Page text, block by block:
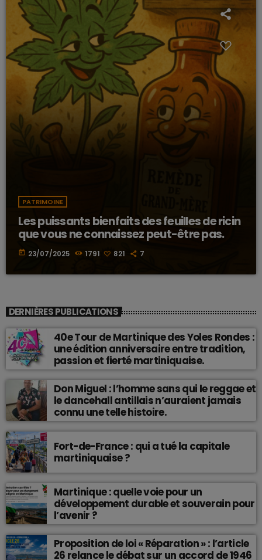
PATRIMOINE
Les puissants bienfaits des feuilles de ricin
que vous ne connaissez peut-être pas.
today 23/07/2025 1791 821 7
DERNIÈRES PUBLICATIONS
40e Tour de Martinique des Yoles Rondes :
une édition anniversaire entre tradition,
passion et fierté martiniquaise.
Don Miguel : l’homme sans qui le reggae et
le dancehall antillais n’auraient jamais
connu une telle histoire.
Fort-de-France : qui a tué la capitale
martiniquaise ?
Martinique : quelle voie pour un
développement durable et souverain pour
l’avenir ?
Proposition de loi « Réparation » : l’article
26 relance le débat sur un accord de 1946